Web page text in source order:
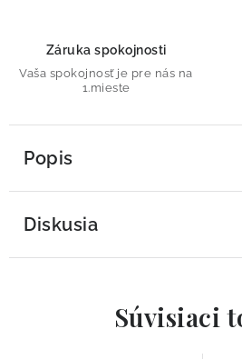
Záruka spokojnosti
Vaša spokojnosť je pre nás na
1.mieste
Popis
Diskusia
Súvisiaci